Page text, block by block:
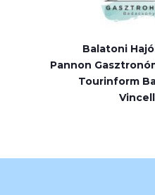
Balatoni
Pannon
Tourinform